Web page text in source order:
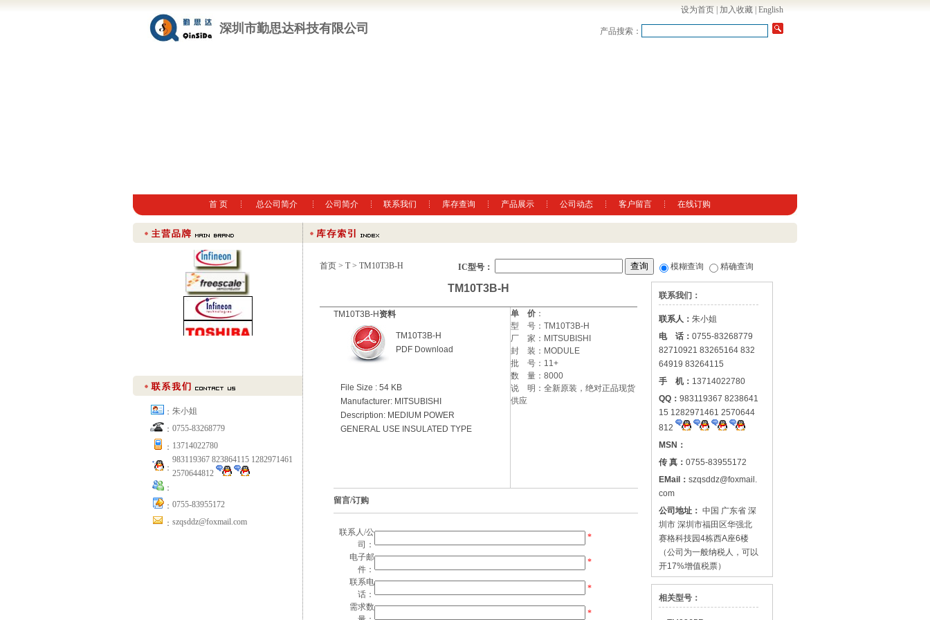
深圳市勤思达科技有限公司
设为首页 加入收藏 English
产品搜索：
首 页 总公司简介 公司简介 联系我们 库存查询 产品展示 公司动态 客户留言 在线订购
： 朱小姐
： 0755-83268779
： 13714022780
：
983119367 823864115 1282971461
2570644812
：
： 0755-83955172
： szqsddz@foxmail.com
首页 > T > TM10T3B-H IC型号： 模糊查询 精确查询
TM10T3B-H
TM10T3B-H资料
TM10T3B-H
PDF Download
File Size : 54 KB
Manufacturer: MITSUBISHI
Description: MEDIUM POWER
GENERAL USE INSULATED TYPE
单 价 ：
型 号： TM10T3B-H
厂 家： MITSUBISHI
封 装： MODULE
批 号： 11+
数 量： 8000
说 明：全新原装，绝对正品现货
供应
留言/订购
联系人/公
司：
*
电子邮
件：
*
联系电
话：
*
需求数
*
联系我们：
联系人： 朱小姐
电 话： 0755-83268779
82710921 83265164 832
64919 83264115
手 机： 13714022780
QQ： 983119367 8238641
15 1282971461 2570644
812
MSN：
传 真： 0755-83955172
EMail： szqsddz@foxmail.
com
公司地址： 中国 广东省 深
圳市 深圳市福田区华强北
赛格科技园4栋西A座6楼
（公司为一般纳税人，可以
开17%增值税票）
相关型号：